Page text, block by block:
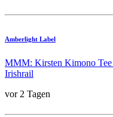
Amberlight Label
MMM: Kirsten Kimono
Irishrail
vor 2 Tagen